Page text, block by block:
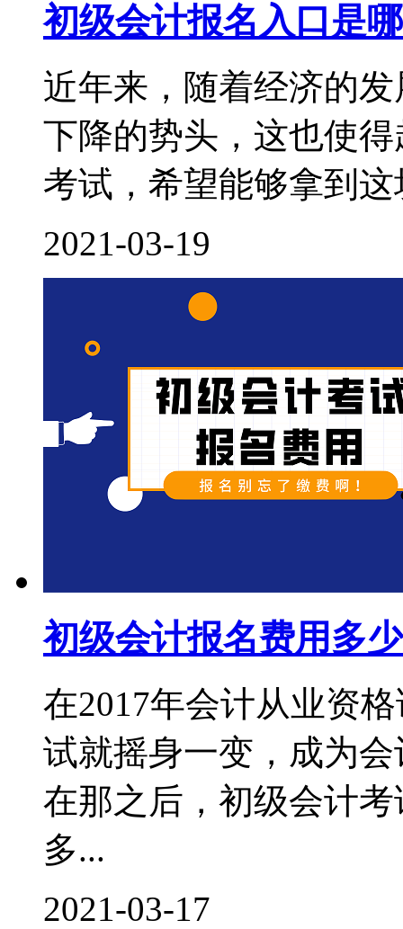
初级会计报名入口是
近年来，随着经济的
下降的势头，这也使
考试，希望能够拿到
2021-03-19
初级会计报名费用多
在2017年会计从业资
试就摇身一变，成为
在那之后，初级会计
多...
2021-03-17